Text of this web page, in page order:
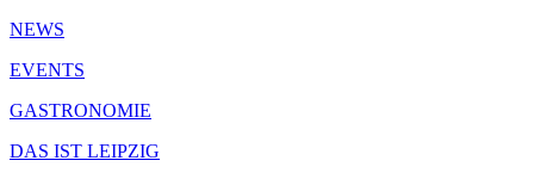
NEWS
EVENTS
GASTRONOMIE
DAS IST LEIPZIG